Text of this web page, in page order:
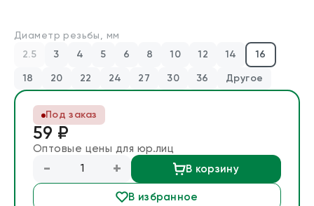
Калькуляторы
Калькулятор веса крепежа
Калькулятор химических анкеров
Контакты
Блог
Запросить расчет
Диаметр резьбы, мм
2.5
3 4 5 6 8 10 12 14 16
18 20 22 24 27 30 36 Другое
Под заказ
59 ₽
Оптовые цены для юр.лиц
- + В корзину
В избранное